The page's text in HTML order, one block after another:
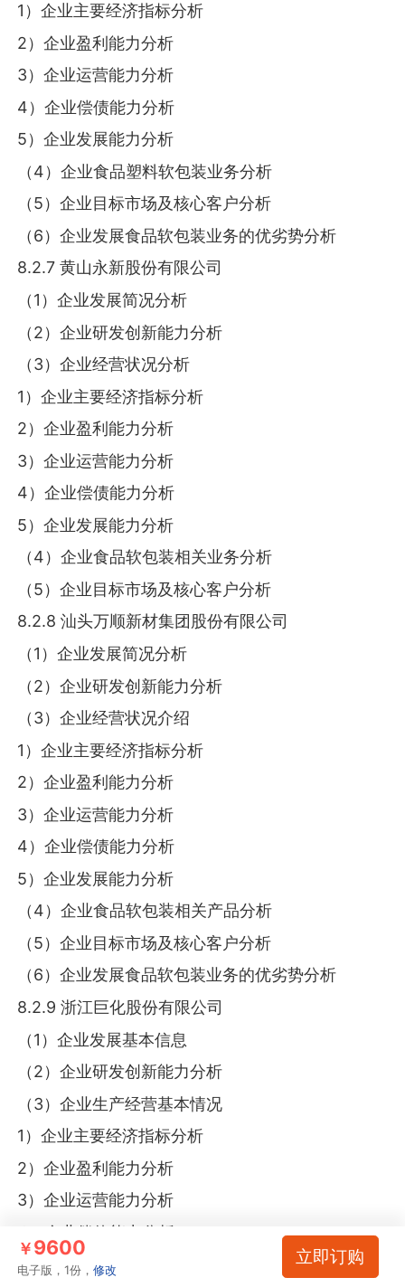
1）企业主要经济指标分析
2）企业盈利能力分析
3）企业运营能力分析
4）企业偿债能力分析
5）企业发展能力分析
（4）企业食品塑料软包装业务分析
（5）企业目标市场及核心客户分析
（6）企业发展食品软包装业务的优劣势分析
8.2.7 黄山永新股份有限公司
（1）企业发展简况分析
（2）企业研发创新能力分析
（3）企业经营状况分析
1）企业主要经济指标分析
2）企业盈利能力分析
3）企业运营能力分析
4）企业偿债能力分析
5）企业发展能力分析
（4）企业食品软包装相关业务分析
（5）企业目标市场及核心客户分析
8.2.8 汕头万顺新材集团股份有限公司
（1）企业发展简况分析
（2）企业研发创新能力分析
（3）企业经营状况介绍
1）企业主要经济指标分析
2）企业盈利能力分析
3）企业运营能力分析
4）企业偿债能力分析
5）企业发展能力分析
（4）企业食品软包装相关产品分析
（5）企业目标市场及核心客户分析
（6）企业发展食品软包装业务的优劣势分析
8.2.9 浙江巨化股份有限公司
（1）企业发展基本信息
（2）企业研发创新能力分析
（3）企业生产经营基本情况
1）企业主要经济指标分析
2）企业盈利能力分析
3）企业运营能力分析
4）企业偿债能力分析
5）企业发展能力分析
￥9600
电子版，1份，修改
立即订购